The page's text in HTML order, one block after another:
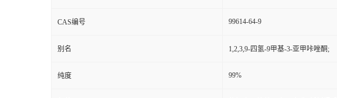
CAS编号 99614-64-9
别名 1,2,3,9-四氢-9甲基-3-亚甲咔唑酮;
纯度 99%